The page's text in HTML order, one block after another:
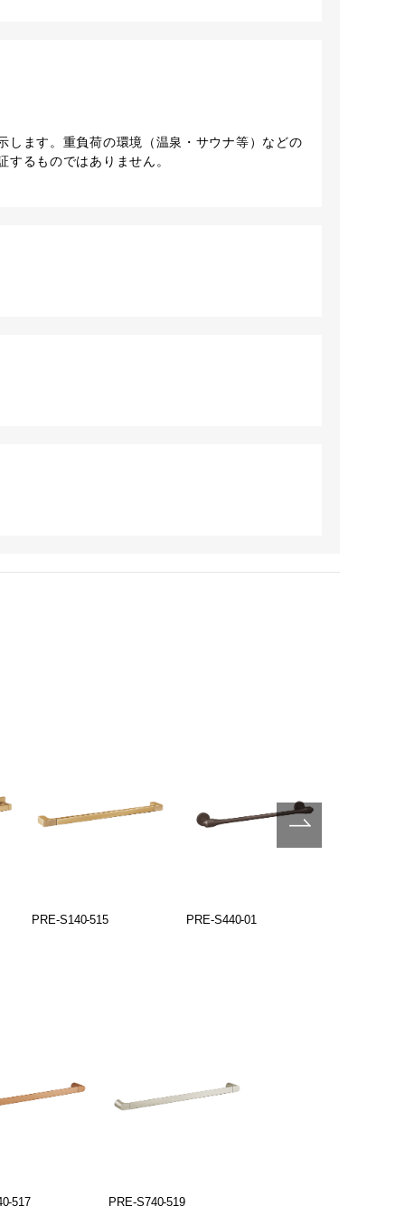
します。重負荷の環境（温泉・サウナ等）などの
るものではありません。
PRE-S140-515 PRE-S440-01
517 PRE-S740-519